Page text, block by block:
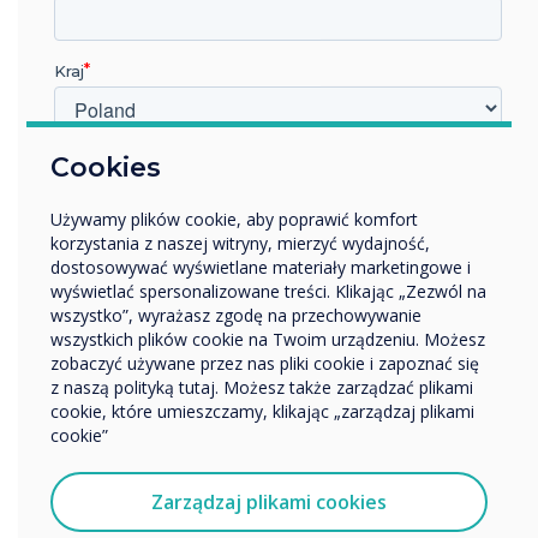
Technologia udostępniania ekranu
CleverShare
Prosta, a zarazem wydajna aplikacja do
Cookies
Używamy plików cookie, aby poprawić komfort
korzystania z naszej witryny, mierzyć wydajność,
dostosowywać wyświetlane materiały marketingowe i
wyświetlać spersonalizowane treści. Klikając „Zezwól na
wszystko”, wyrażasz zgodę na przechowywanie
wszystkich plików cookie na Twoim urządzeniu. Możesz
zobaczyć używane przez nas pliki cookie i zapoznać się
z naszą polityką tutaj. Możesz także zarządzać plikami
cookie, które umieszczamy, klikając „zarządzaj plikami
cookie”
Zarządzaj plikami cookies
Kraj
W jakiej branży pracujesz?
Przedsiębiorstwo
Inne
Nazwa firmy
Chcielibyśmy się z Tobą skontaktować w sprawie
naszych produktów i usług za pośrednictwem poczty
elektronicznej, telefonu lub poczty.
Clevertouch.
Aby uzyskać informacje o tym, jak gromadzimy i